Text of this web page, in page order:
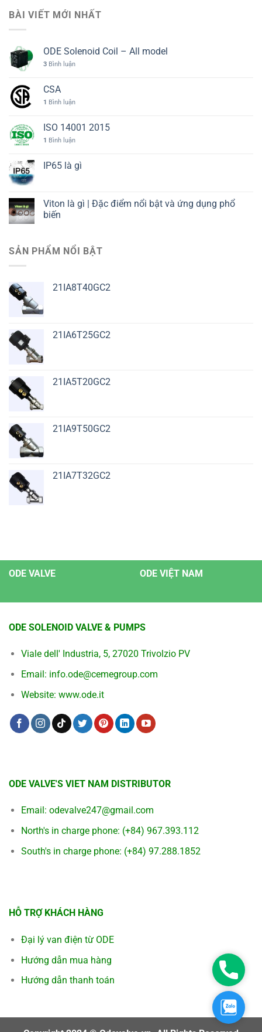
BÀI VIẾT MỚI NHẤT
ODE Solenoid Coil – All model
3 Bình luận
CSA
1 Bình luận
ISO 14001 2015
1 Bình luận
IP65 là gì
Viton là gì | Đặc điểm nổi bật và ứng dụng phổ
biến
SẢN PHẨM NỔI BẬT
21IA8T40GC2
21IA6T25GC2
21IA5T20GC2
21IA9T50GC2
21IA7T32GC2
ODE VALVE ODE VIỆT NAM
ODE SOLENOID VALVE & PUMPS
Viale dell' Industria, 5, 27020 Trivolzio PV
Email: info.ode@cemegroup.com
Website: www.ode.it
ODE VALVE'S VIET NAM DISTRIBUTOR
Email: odevalve247@gmail.com
North's in charge phone: (+84) 967.393.112
South's in charge phone: (+84) 97.288.1852
HỖ TRỢ KHÁCH HÀNG
Đại lý van điện từ ODE
Hướng dẫn mua hàng
Hướng dẫn thanh toán
Hotline
Zalo